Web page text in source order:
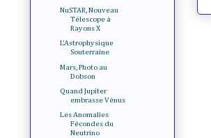
NuSTAR, Nouveau
Télescope à
Rayons X
L'Astrophysique
Souterraine
Mars, Photo au
Dobson
Quand Jupiter
embrasse Vénus
Les Anomalies
Fécondes du
Neutrino